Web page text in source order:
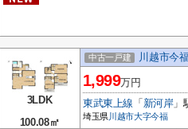
3LDK
100.08㎡
中古一戸建 川越市今
1,999万円
東武東上線 「 新河岸」
埼玉県川越市大字今福